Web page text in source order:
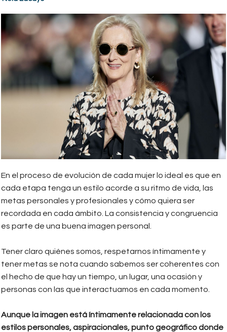
En el proceso de evolución de cada mujer lo ideal es que en
cada etapa tenga un estilo acorde a su ritmo de vida, las
metas personales y profesionales y cómo quiera ser
recordada en cada ámbito. La consistencia y congruencia
es parte de una buena imagen personal.
Tener claro quiénes somos, respetarnos íntimamente y
tener metas se nota cuando sabemos ser coherentes con
el hecho de que hay un tiempo, un lugar, una ocasión y
personas con las que interactuamos en cada momento.
Aunque la imagen está íntimamente relacionada con los
estilos personales, aspiracionales, punto geográfico donde